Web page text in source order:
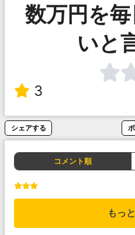
数万円を
いと
3
シェアする
コメント順
もっ